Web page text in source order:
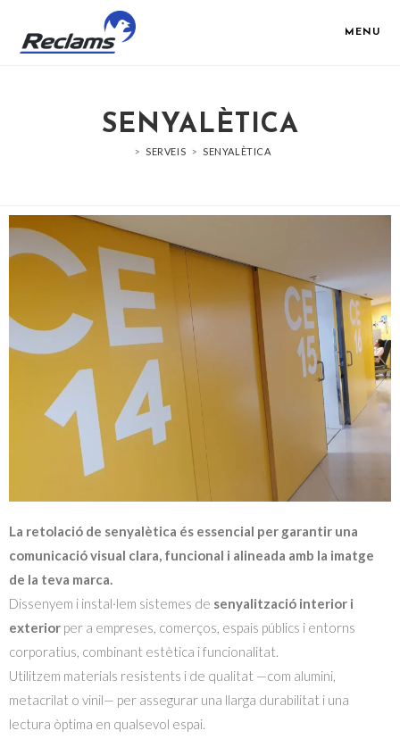
MENU
SENYALÈTICA
> SERVEIS > SENYALÈTICA
La retolació de senyalètica és essencial per garantir una
comunicació visual clara, funcional i alineada amb la imatge
de la teva marca.
Dissenyem i instal·lem sistemes de senyalització interior i
exterior per a empreses, comerços, espais públics i entorns
corporatius, combinant estètica i funcionalitat.
Utilitzem materials resistents i de qualitat —com alumini,
metacrilat o vinil— per assegurar una llarga durabilitat i una
lectura òptima en qualsevol espai.